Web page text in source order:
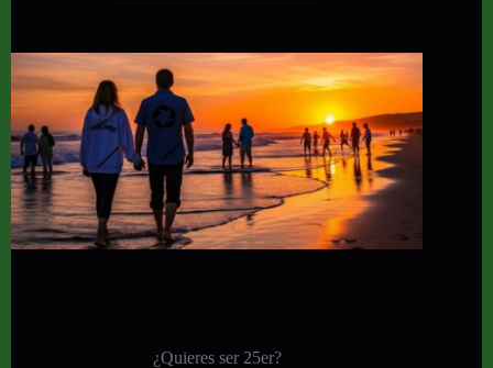
¿Quieres ser 25er?